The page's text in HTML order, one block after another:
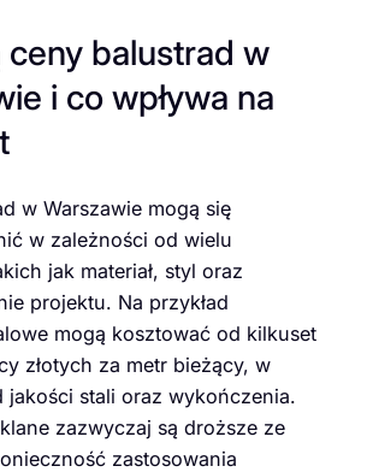
ceny balustrad w
i co wpływa na
w Warszawie mogą się
w zależności od wielu
jak materiał, styl oraz
projektu. Na przykład
mogą kosztować od kilkuset
złotych za metr bieżący, w
jakości stali oraz wykończenia.
zazwyczaj są droższe ze
zastosowania